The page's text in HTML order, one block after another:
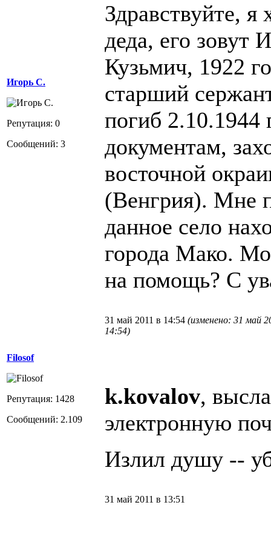
Игорь С.
Репутация: 0
Сообщений: 3
Здравствуйте, я
деда, его зовут
Кузьмич, 1922
старший
погиб 2.10.1944
документам,
восточной
(Венгрия). Мне
данное село
города Мако.
на помощь? С
Filosof
Репутация: 1428
Сообщений: 2.109
31 май 2011 в 14:54 (изменено: 31 май
14:54)
k.kovalov,
электронную
Излил душу --
31 май 2011 в 13:51